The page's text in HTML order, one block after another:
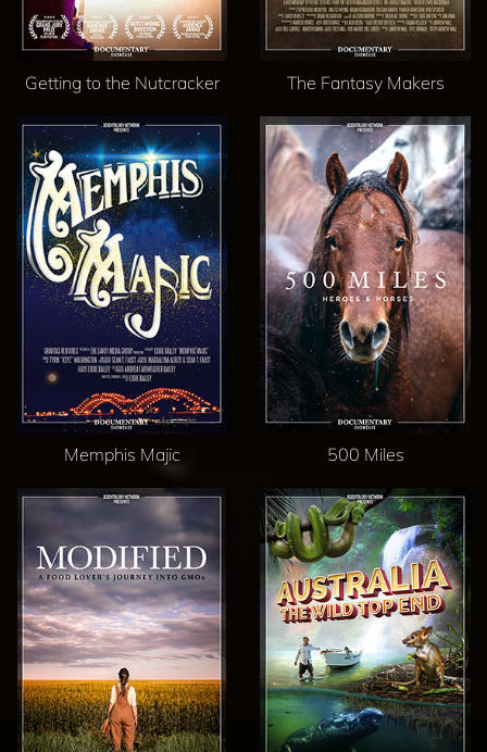
Getting to the Nutcracker The Fantasy Makers
Memphis Majic 500 Miles